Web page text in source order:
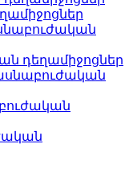
դեղամիջոցներ